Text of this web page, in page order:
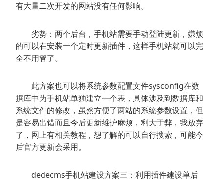
有大量二次开发的网站没有任何影响。
劣势：两个后台，手机站需要手动登陆更新，嫌烦
的可以在安装一个定时更新插件，这样手机站就可以完
全不用管了。
此方案也可以将系统参数配置文件sysconfig在数
据库中为手机站单独建立一个表，具体涉及到数据库和
系统文件的修改，虽然方便了两站的系统参数设置，但
是容易出错而且今后更新维护麻烦，利大于弊，我放弃
了，网上有相关教程，想了解的可以自行搜索，可能今
后官方更新会采用。
dedecms手机站建设方案三：利用插件建设单后